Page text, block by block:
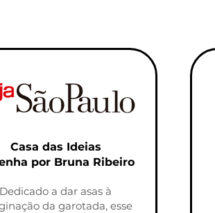
Casa das Ideias
por Bruna Ribeiro
Dedicado a dar asas à
da garotada, esse